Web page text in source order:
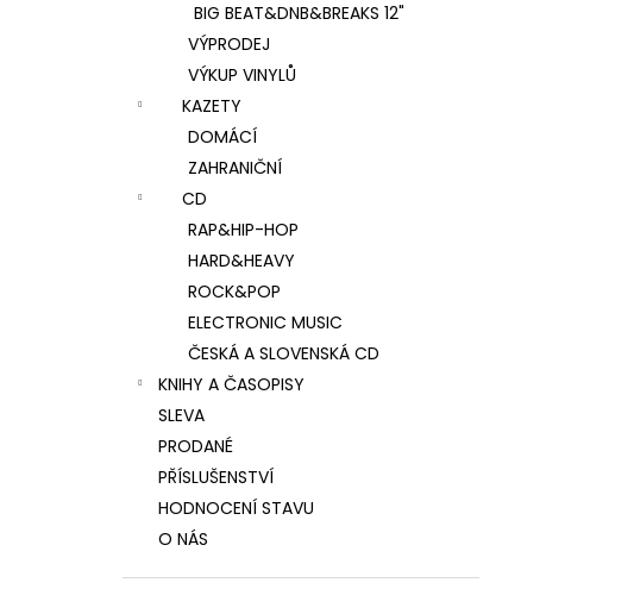
BIG BEAT&DNB&BREAKS 12"
VÝPRODEJ
VÝKUP VINYLŮ
KAZETY
DOMÁCÍ
ZAHRANIČNÍ
CD
RAP&HIP-HOP
HARD&HEAVY
ROCK&POP
ELECTRONIC MUSIC
ČESKÁ A SLOVENSKÁ CD
KNIHY A ČASOPISY
SLEVA
PRODANÉ
PŘÍSLUŠENSTVÍ
HODNOCENÍ STAVU
O NÁS